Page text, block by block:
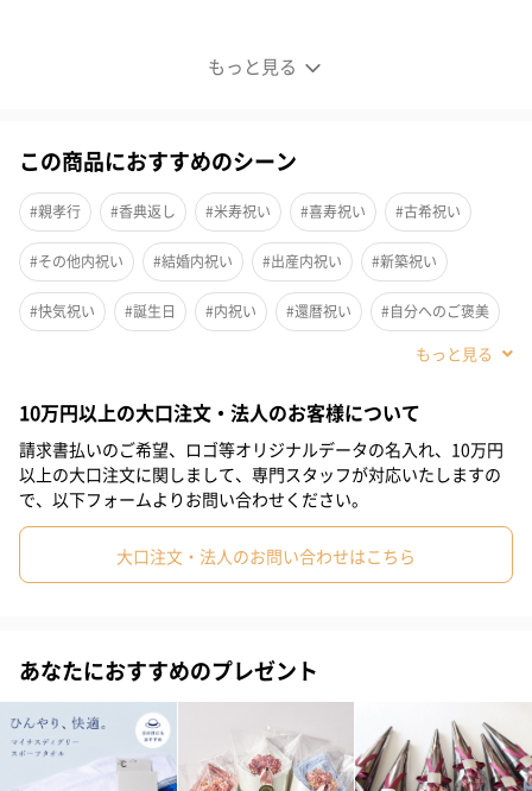
もっと見る
肌にあてるだけで水分が拭けて乾燥から肌を守ります。
驚きの速乾力・抜群の吸水性です。
タオルドライに抜群の効果を発揮してくれます。
す。
＜素 材＞
●綿100%
●100%オーガニックコットンパイルを使用しております。
豊富なカラーバリエーション
●ホワイト
この商品におすすめのシーン
#親孝行 #香典返し #米寿祝い #喜寿祝い #古希祝い
#その他内祝い #結婚内祝い #出産内祝い #新築祝い
#快気祝い #誕生日 #内祝い #還暦祝い #自分へのご褒美
#母の日
#結婚祝い #取引先男性 #姉 #息子 #娘 #姪
#部下男性 #部下女性 #義父 #義母 #妹 #取引先女性
#親戚男性 #親戚女性 #小学生高学年の男の子
#小学生高学年の女の子 #男子中学生 #男子高校生
#夫 #妻 #父親 #母親 #祖母
#同僚女性
#女子大学生 #弟 #兄 #20代前半 #20代後半 #30代
10万円以上の大口注文・法人のお客様について
請求書払いのご希望、ロゴ等オリジナルデータの名入れ、10万円
以上の大口注文に関しまして、専門スタッフが対応いたしますの
で、以下フォームよりお問い合わせください。
大口注文・法人のお問い合わせはこちら
あなたにおすすめのプレゼント